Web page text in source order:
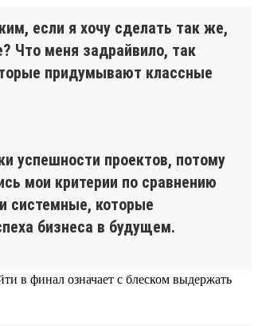
если я хочу сделать так же,
Что меня задрайвило, так
придумывают классные
успешности проектов, потому
мои критерии по сравнению
системные, которые
бизнеса в будущем.
в финал означает с блеском выдержать